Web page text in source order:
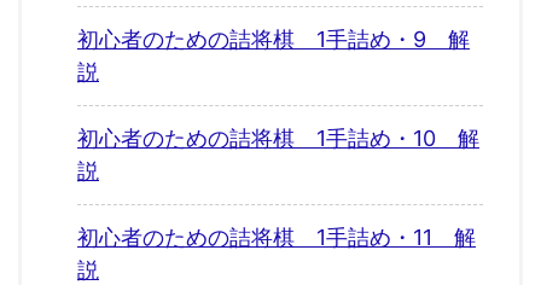
初心者のための詰将棋 1手詰め・9 解
説
初心者のための詰将棋 1手詰め・10 解
説
初心者のための詰将棋 1手詰め・11 解
説